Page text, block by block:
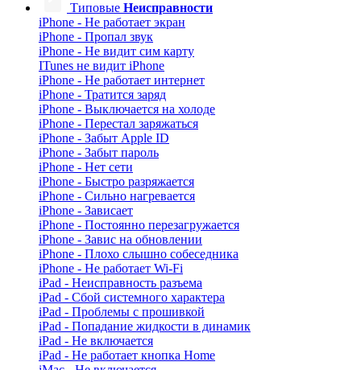
Типовые Неисправности
iPhone - Не работает экран
iPhone - Пропал звук
iPhone - Не видит сим карту
ITunes не видит iPhone
iPhone - Не работает интернет
iPhone - Тратится заряд
iPhone - Выключается на холоде
iPhone - Перестал заряжаться
iPhone - Забыт Apple ID
iPhone - Забыт пароль
iPhone - Нет сети
iPhone - Быстро разряжается
iPhone - Сильно нагревается
iPhone - Зависает
iPhone - Постоянно перезагружается
iPhone - Завис на обновлении
iPhone - Плохо слышно собеседника
iPhone - Не работает Wi-Fi
iPad - Неисправность разъема
iPad - Сбой системного характера
iPad - Проблемы с прошивкой
iPad - Попадание жидкости в динамик
iPad - Не включается
iPad - Не работает кнопка Home